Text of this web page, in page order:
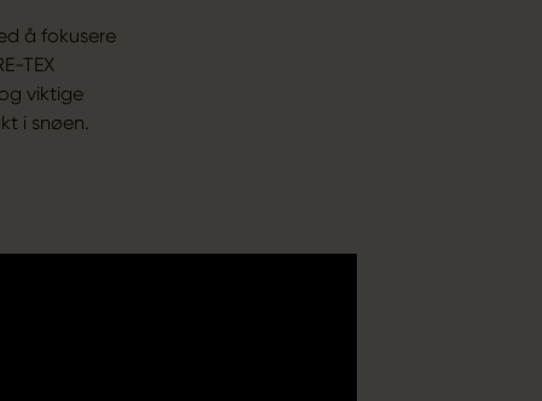
å fokusere
TEX
viktige
i snøen.